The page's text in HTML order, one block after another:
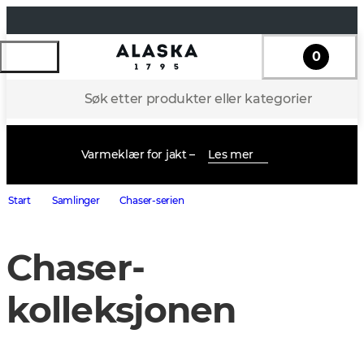
Søk etter produkter eller kategorier
0
Varmeklær for jakt – Les mer
Start Samlinger Chaser-serien
Chaser-
kolleksjonen